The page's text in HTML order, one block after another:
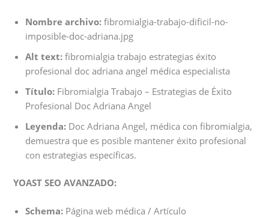
Nombre archivo: fibromialgia-trabajo-dificil-no-
imposible-doc-adriana.jpg
Alt text: fibromialgia trabajo estrategias éxito
profesional doc adriana angel médica especialista
Título: Fibromialgia Trabajo – Estrategias de Éxito
Profesional Doc Adriana Angel
Leyenda: Doc Adriana Angel, médica con fibromialgia,
demuestra que es posible mantener éxito profesional
con estrategias específicas.
YOAST SEO AVANZADO:
Schema: Página web médica / Artículo